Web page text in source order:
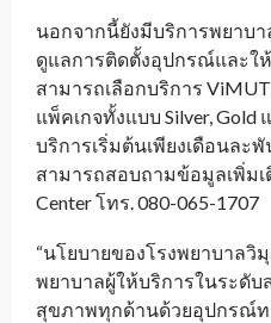
นอกจากนี้ยังมีบริการพยาบา
ดูแลการติดตั้งอุปกรณ์และใ
สามารถเลือกบริการ
แพ็คเกจทั้งแบบ Silver, Gold
บริการเริ่มต้นเพียงเดือนละ
สามารถสอบถามข้อมูลเพิ่ม
Center โทร. 080-065-1707
“นโยบายของโรงพยาบาล
พยาบาลผู้ให้บริการในระดั
สุขภาพทุกด้านด้วยอุปกรณ์